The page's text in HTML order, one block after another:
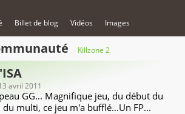
Billet de blog Vidéos Images
Killzone 2
avril 2011
GG... Magnifique jeu, du début du
multi, ce jeu m'a bufflé...Un FP...